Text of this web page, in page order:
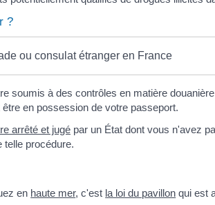
?
ou consulat étranger en France
soumis à des contrôles en matière
en possession de votre passeport.
arrêté et jugé par un État dont vous n'avez
telle procédure.
en haute mer, c'est la loi du pavillon qui est